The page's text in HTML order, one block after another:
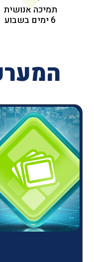
בשפה
פתרון
שימור
ותרבות,
תוך